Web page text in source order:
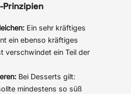
Prinzipien
Ein sehr kräftiges
ein ebenso kräftiges
verschwindet ein Teil der
Bei Desserts gilt:
mindestens so süß